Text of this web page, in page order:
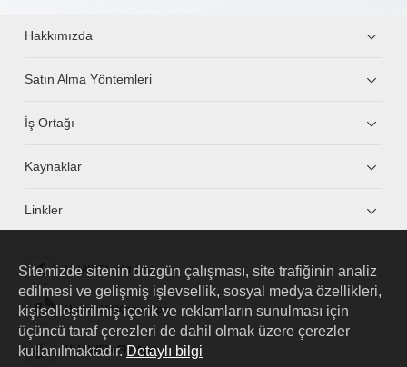
Hakkımızda
Satın Alma Yöntemleri
İş Ortağı
Kaynaklar
Linkler
HUAWEI eKit App
Huawei HiKnow App
HUAWEI eFly App
Sitemizde sitenin düzgün çalışması, site trafiğinin analiz
edilmesi ve gelişmiş işlevsellik, sosyal medya özellikleri,
kişiselleştirilmiş içerik ve reklamların sunulması için
üçüncü taraf çerezleri de dahil olmak üzere çerezler
kullanılmaktadır. Detaylı bilgi